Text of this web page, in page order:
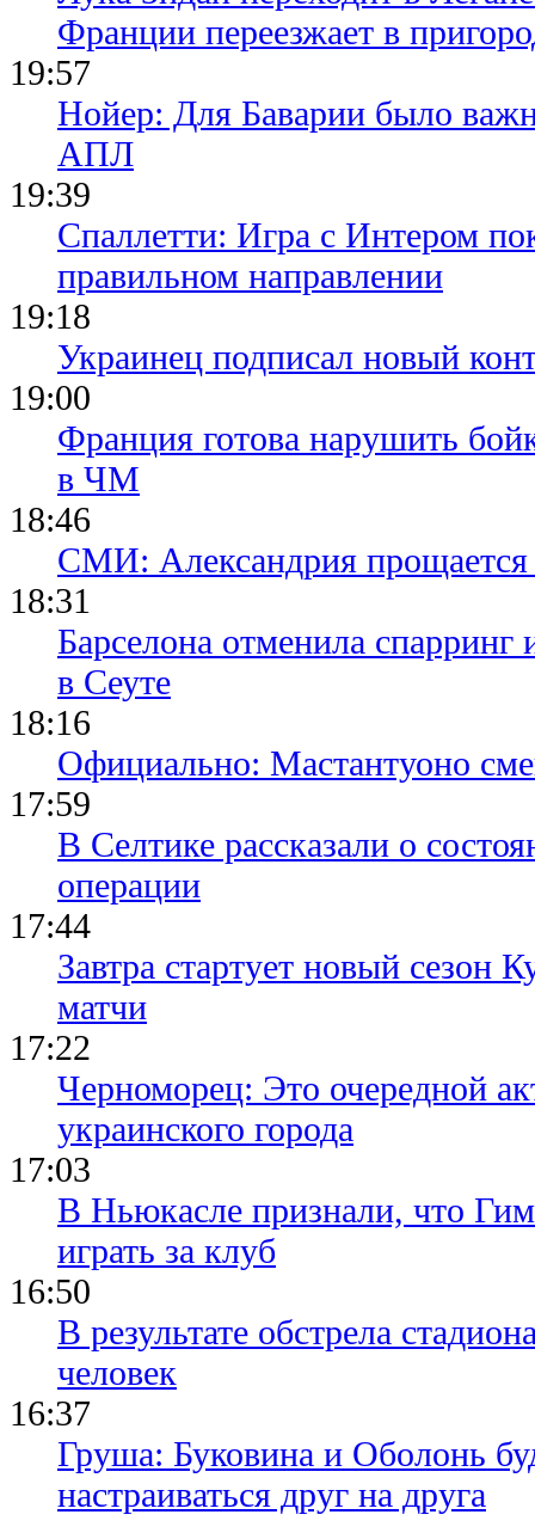
Франции переезжает в
19:57
Нойер: Для Баварии было
АПЛ
19:39
Спаллетти: Игра с Интером
правильном направлении
19:18
Украинец подписал новый
19:00
Франция готова нарушить
в ЧМ
18:46
СМИ: Александрия
18:31
Барселона отменила спарринг
в Сеуте
18:16
Официально: Мастантуоно
17:59
В Селтике рассказали о
операции
17:44
Завтра стартует новый сезон
матчи
17:22
Черноморец: Это очередной
украинского города
17:03
В Ньюкасле признали, что
играть за клуб
16:50
В результате обстрела
человек
16:37
Груша: Буковина и Оболонь
настраиваться друг на друга